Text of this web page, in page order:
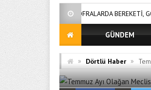
SOFRALARDA BEREKETİ, GÖNÜLLERDE
GÜNDEM
» Dörtlü Haber »